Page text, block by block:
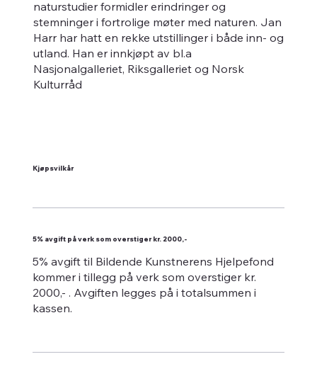
naturstudier formidler erindringer og
stemninger i fortrolige møter med naturen. Jan
Harr har hatt en rekke utstillinger i både inn- og
utland. Han er innkjøpt av bl.a
Nasjonalgalleriet, Riksgalleriet og Norsk
Kulturråd
Kjøpsvilkår
5% avgift på verk som overstiger kr. 2000,-
5% avgift til Bildende Kunstnerens Hjelpefond
kommer i tillegg på verk som overstiger kr.
2000,- . Avgiften legges på i totalsummen i
kassen.